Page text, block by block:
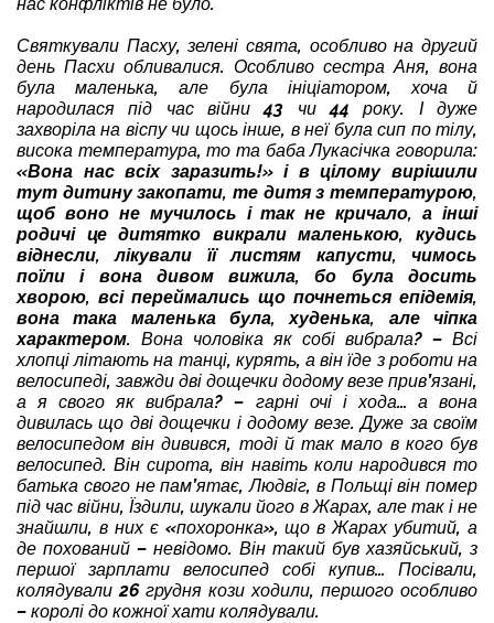
Святкували Пасху, зелені свята, особливо на другий
день Пасхи обливалися. Особливо сестра Аня, вона
була маленька, але була ініціатором, хоча й
народилася під час війни 43 чи 44 року. І дуже
захворіла на віспу чи щось інше, в неї була сип по тілу,
висока температура, то та баба Лукасічка говорила:
«Вона нас всіх заразить!» і в цілому вирішили
тут дитину закопати, те дитя з температурою,
щоб воно не мучилось і так не кричало, а інші
родичі це дитятко викрали маленькою, кудись
віднесли, лікували її листям капусти, чимось
поїли і вона дивом вижила, бо була досить
хворою, всі переймались що почнеться епідемія,
вона така маленька була, худенька, але чіпка
характером. Вона чоловіка як собі вибрала? – Всі
хлопці літають на танці, курять, а він їде з роботи на
велосипеді, завжди дві дощечки додому везе прив’язані,
а я свого як вибрала? – гарні очі і хода… а вона
дивилась що дві дощечки і додому везе. Дуже за своїм
велосипедом він дивився, тоді й так мало в кого був
велосипед. Він сирота, він навіть коли народився то
батька свого не пам’ятає, Людвіг, в Польщі він помер
під час війни, Їздили, шукали його в Жарах, але так і не
знайшли, в них є «похоронка», що в Жарах убитий, а
де похований – невідомо. Він такий був хазяйський, з
першої зарплати велосипед собі купив… Посівали,
колядували 26 грудня кози ходили, першого особливо
– королі до кожної хати колядували.